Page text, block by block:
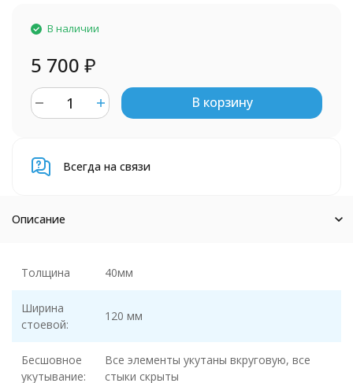
В наличии
5 700 ₽
В корзину
Всегда на связи
Описание
Толщина 40мм
Ширина
стоевой:
120 мм
Бесшовное
укутывание:
Все элементы укутаны вкруговую, все
стыки скрыты